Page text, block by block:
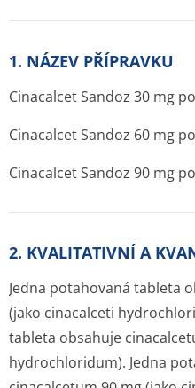
1. NÁZEV PŘÍPRAVKU
Cinacalcet Sandoz 30 mg
Cinacalcet Sandoz 60 mg
Cinacalcet Sandoz 90 mg
2. KVALITATIVNÍ A
Jedna potahovaná tableta
(jako cinacalceti
tableta obsahuje
hydrochloridum). Jedna